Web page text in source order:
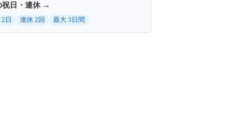
祝日・連休 →
日 連休 2回 最大 3日間